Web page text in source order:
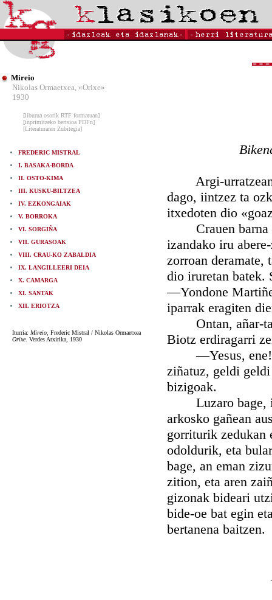
Mireio
Nikolas Ormaetxea, «Orixe»
1930
[liburua osorik RTF formatuan]
[inprimitzeko bertsioa PDFn]
[Literaturaren Zubitegia]
FREDERIC MISTRAL
I. BASAKA-BORDA
II. OSTO-KIMA
III. KUSKU-BILTZEA
IV. EZKONGAIAK
V. BORROKA
VI. SORGIÑA
VII. GURASOAK
VIII. CRAU-KO ZABALDIA
IX. LANGILLEERI DEIA
X. CAMARGA
XI. SANTAK
XII. ERIOTZA
Iturria: Mireio , Frederic Mistral / Nikolas Ormaetxea
Orixe. Verdes Atxirika, 1930
Argi-urratzean
dago, iintzez ta
itxedoten dio
Crauen barna
izandako iru
zorroan
dio iruretan batek.
—Yondone
iparrak eragiten
Ontan, añar-
Biotz erdiragarri
—Yesus, ene!
ziñatuz, geldi
bizigoak.
Luzaro bage,
arkosko gañean
gorriturik zedukan
odoldurik, eta
bage, an eman
zition, eta aren
gizonak bideari
bide-oe bat egin
bertanena baitzen.